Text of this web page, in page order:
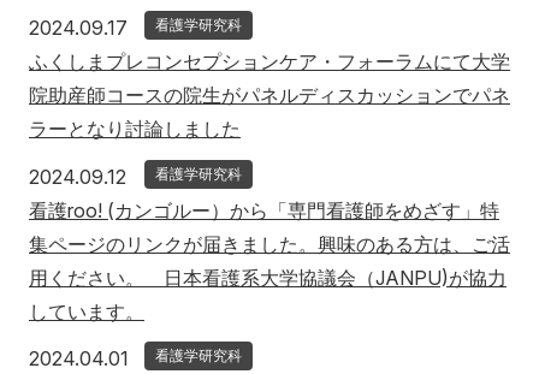
2024.09.17 2024年9月17日
看護学研究科
ふくしまプレコンセプションケア・フォーラムにて大学
院助産師コースの院生がパネルディスカッションでパネ
ラーとなり討論しました
2024.09.12 2024年9月12日
看護学研究科
看護roo! (カンゴルー）から「専門看護師をめざす」特
集ページのリンクが届きました。興味のある方は、ご活
用ください。 日本看護系大学協議会（JANPU)が協力
しています。
2024.04.01 2024年4月1日
看護学研究科